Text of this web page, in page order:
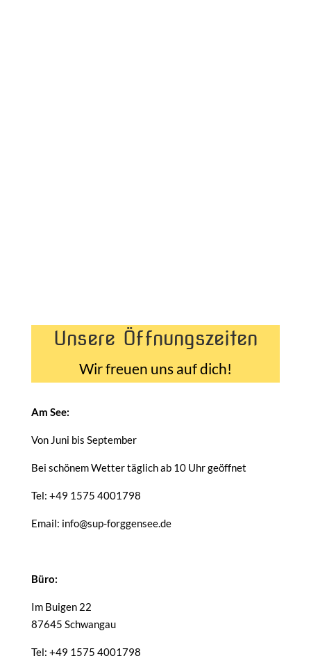
Unsere Öffnungszeiten
Wir freuen uns auf dich!
Am See:
Von Juni bis September
Bei schönem Wetter täglich ab 10 Uhr geöffnet
Tel: +49 1575 4001798
Email: info@sup-forggensee.de
Büro:
Im Buigen 22
87645 Schwangau
Tel: +49 1575 4001798